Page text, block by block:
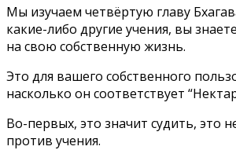
Мы изучаем четвёртую главу
какие-либо другие учения, вы
на свою собственную жизнь.
Это для вашего собственного
насколько он соответствует
Во-первых, это значит судить, это
против учения.